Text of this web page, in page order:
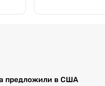
предложили в США